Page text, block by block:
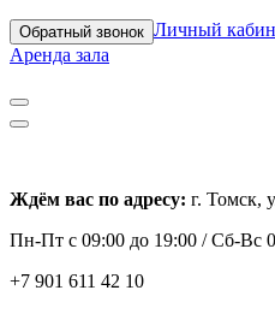
Обратный звонок Личный
Аренда зала
Ждём вас по адресу: г. Томск,
Пн-Пт с 09:00 до 19:00 /Сб-Вс
+7 901 611 42 10